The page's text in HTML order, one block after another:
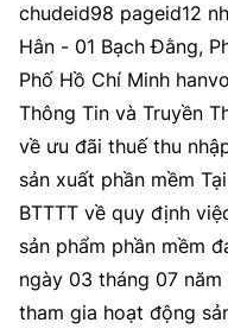
chudeid98 pageid12
Hân - 01 Bạch Đằng,
Phố Hồ Chí Minh
Thông Tin và Truyền
về ưu đãi thuế thu
sản xuất phần mềm
BTTTT về quy định
sản phẩm phần mềm
ngày 03 tháng 07
tham gia hoạt động